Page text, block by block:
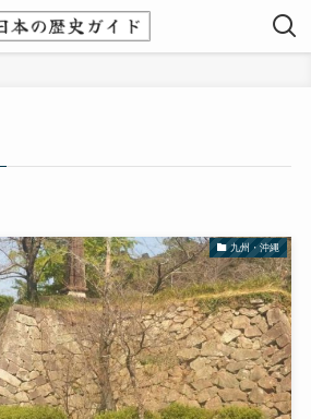
九州・沖縄